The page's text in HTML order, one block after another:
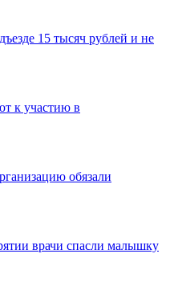
15 тысяч рублей и не
к участию в
обязали
врачи спасли малышку